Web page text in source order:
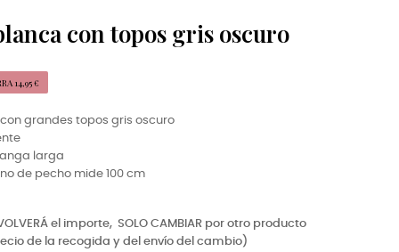
con topos gris oscuro
14,95 €
grandes topos gris oscuro
larga
de pecho mide 100 cm
el importe, SOLO CAMBIAR por otro producto
de la recogida y del envío del cambio)